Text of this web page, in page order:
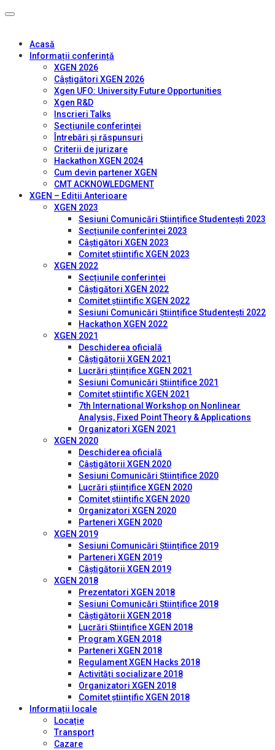
Acasă
Informații conferință
XGEN 2026
Câștigători XGEN 2026
Xgen UFO: University Future Opportunities
Xgen R&D
Inscrieri Talks
Secțiunile conferinței
Întrebări și răspunsuri
Criterii de jurizare
Hackathon XGEN 2024
Cum devin partener XGEN
CMT ACKNOWLEDGMENT
XGEN – Ediții Anterioare
XGEN 2023
Sesiuni Comunicări Științifice Studențești 2023
Secțiunile conferinței 2023
Câștigători XGEN 2023
Comitet științific XGEN 2023
XGEN 2022
Secțiunile conferinței
Câștigători XGEN 2022
Comitet științific XGEN 2022
Sesiuni Comunicări Științifice Studențești 2022
Hackathon XGEN 2022
XGEN 2021
Deschiderea oficială
Câștigătorii XGEN 2021
Lucrări științifice XGEN 2021
Sesiuni Comunicări Științifice 2021
Comitet științific XGEN 2021
7th International Workshop on Nonlinear
Analysis, Fixed Point Theory & Applications
Organizatori XGEN 2021
XGEN 2020
Deschiderea oficială
Câștigătorii XGEN 2020
Sesiuni Comunicări Științifice 2020
Lucrări științifice XGEN 2020
Comitet științific XGEN 2020
Organizatori XGEN 2020
Parteneri XGEN 2020
XGEN 2019
Sesiuni Comunicări Științifice 2019
Parteneri XGEN 2019
Câștigătorii XGEN 2019
XGEN 2018
Prezentatori XGEN 2018
Sesiuni Comunicări Științifice 2018
Câștigătorii XGEN 2018
Lucrări Științifice XGEN 2018
Program XGEN 2018
Parteneri XGEN 2018
Regulament XGEN Hacks 2018
Activități socializare 2018
Organizatori XGEN 2018
Comitet științific XGEN 2018
Informații locale
Locație
Transport
Cazare